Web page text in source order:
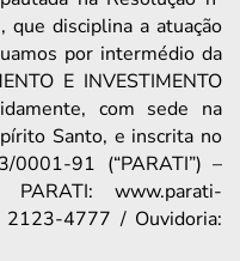
disciplina a atuação
por intermédio da
E INVESTIMENTO
com sede na
Santo, e inscrita no
0001-91 (“PARATI”) –
www.parati-
4777 / Ouvidoria: